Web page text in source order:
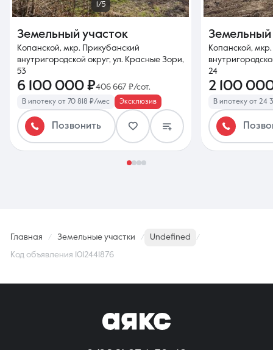
1/5
Земельный участок
Копанской, мкр. Прикубанский
внутригородской округ, ул. Красные Зори,
53
6 100 000 ₽406 667 ₽/сот.
В ипотеку от 70 818 ₽/мес Эксклюзив
Позвонить
Земельный
Копанской,
24
2 100
В ипотеку от 24
Главная Земельные участки Undefined
Код объявления 1012441876